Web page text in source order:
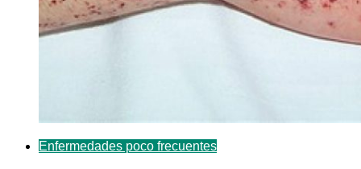
Enfermedades poco frecuentes